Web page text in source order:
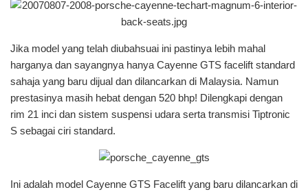
Jika model yang telah diubahsuai ini pastinya lebih mahal
harganya dan sayangnya hanya Cayenne GTS facelift standard
sahaja yang baru dijual dan dilancarkan di Malaysia. Namun
prestasinya masih hebat dengan 520 bhp! Dilengkapi dengan
rim 21 inci dan sistem suspensi udara serta transmisi Tiptronic
S sebagai ciri standard.
Ini adalah model Cayenne GTS Facelift yang baru dilancarkan di